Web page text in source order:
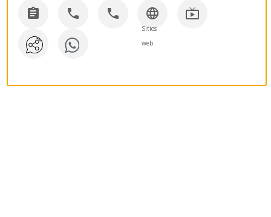
   
Sitios
web
